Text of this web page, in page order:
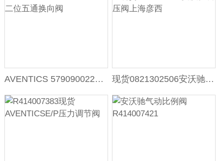
AVENTICS 5790900220二位五通换向阀 现货0821302506安沃驰调压阀上海彦西